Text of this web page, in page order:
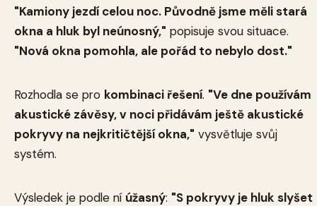
"Kamiony jezdí celou noc. Původně jsme měli stará
okna a hluk byl neúnosný," popisuje svou situace.
"Nová okna pomohla, ale pořád to nebylo dost."
Rozhodla se pro kombinaci řešení. "Ve dne používám
akustické závěsy, v noci přidávám ještě akustické
pokryvy na nejkritičtější okna," vysvětluje svůj
systém.
Výsledek je podle ní úžasný: "S pokryvy je hluk slyšet